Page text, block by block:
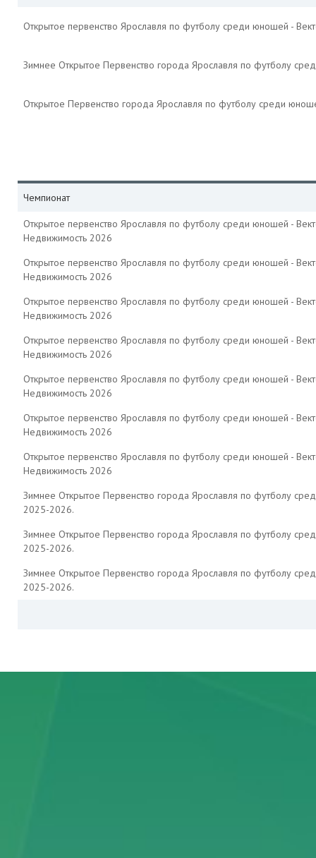
Открытое первенство Ярославля по футболу среди юношей -
Зимнее Открытое Первенство города Ярославля по футболу
Открытое Первенство города Ярославля по футболу среди
Чемпионат
Открытое первенство Ярославля по футболу среди юношей -
Недвижимость 2026
Открытое первенство Ярославля по футболу среди юношей -
Недвижимость 2026
Открытое первенство Ярославля по футболу среди юношей -
Недвижимость 2026
Открытое первенство Ярославля по футболу среди юношей -
Недвижимость 2026
Открытое первенство Ярославля по футболу среди юношей -
Недвижимость 2026
Открытое первенство Ярославля по футболу среди юношей -
Недвижимость 2026
Открытое первенство Ярославля по футболу среди юношей -
Недвижимость 2026
Зимнее Открытое Первенство города Ярославля по футболу
2025-2026.
Зимнее Открытое Первенство города Ярославля по футболу
2025-2026.
Зимнее Открытое Первенство города Ярославля по футболу
2025-2026.